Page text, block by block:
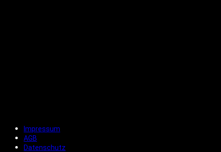
Impressum
AGB
Datenschutz